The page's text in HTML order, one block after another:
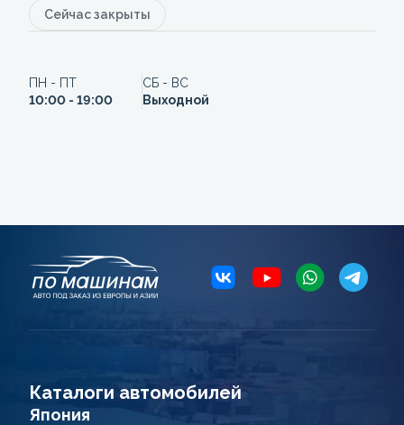
Сейчас закрыты
ПН - ПТ
10:00 - 19:00
СБ - ВС
Выходной
Каталоги автомобилей
Япония